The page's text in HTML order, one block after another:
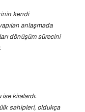
kendi
anlaşmada
dönüşüm sürecini
kiralardı.
sahipleri, oldukça